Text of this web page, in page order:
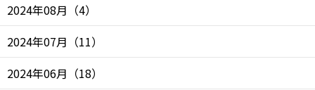
2024年08月 （4）
2024年07月 （11）
2024年06月 （18）